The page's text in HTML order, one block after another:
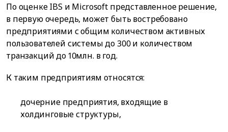
По оценке IBS и Microsoft представленное решение,
в первую очередь, может быть востребовано
предприятиями с общим количеством активных
пользователей системы до 300 и количеством
транзакций до 10млн. в год.
К таким предприятиям относятся:
дочерние предприятия, входящие в
холдинговые структуры,